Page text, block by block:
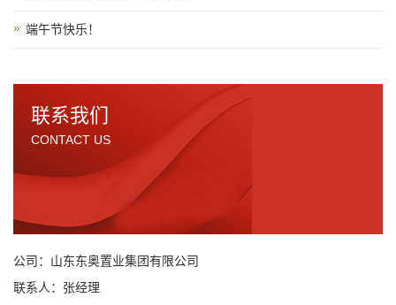
端午节快乐！
联系我们
CONTACT US
公司：山东东奥置业集团有限公司
联系人：张经理